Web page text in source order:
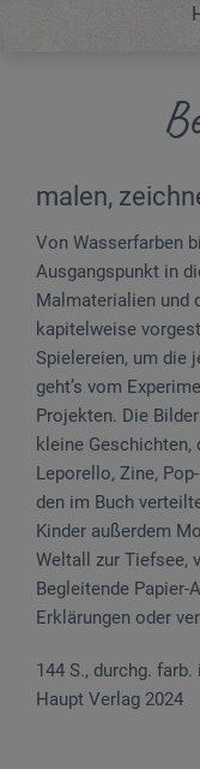
malen,
Von Wasserfarben
Ausgangspunkt in
Malmaterialien und
kapitelweise
Spielereien, um die
geht’s vom
Projekten. Die
kleine
Leporello, Zine,
den im Buch
Kinder außerdem
Weltall zur Tiefsee,
Begleitende
Erklärungen oder
144 S., durchg.
Haupt Verlag 2024